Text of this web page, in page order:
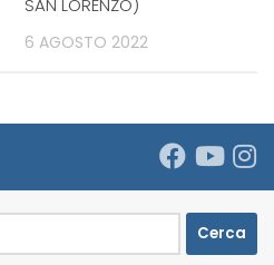
6 AGOSTO 2022